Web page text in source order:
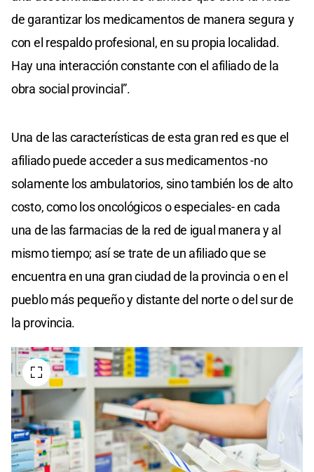
de garantizar los medicamentos de manera segura y
con el respaldo profesional, en su propia localidad.
Hay una interacción constante con el afiliado de la
obra social provincial”.
Una de las características de esta gran red es que el
afiliado puede acceder a sus medicamentos -no
solamente los ambulatorios, sino también los de alto
costo, como los oncológicos o especiales- en cada
una de las farmacias de la red de igual manera y al
mismo tiempo; así se trate de un afiliado que se
encuentra en una gran ciudad de la provincia o en el
pueblo más pequeño y distante del norte o del sur de
la provincia.